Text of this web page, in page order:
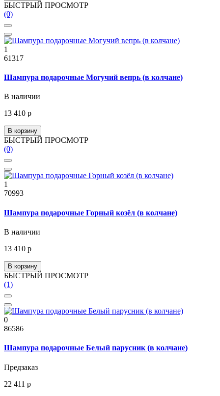
БЫСТРЫЙ ПРОСМОТР
(0)
1
61317
Шампура подарочные Могучий вепрь (в колчане)
В наличии
13 410 р
В корзину
БЫСТРЫЙ ПРОСМОТР
(0)
1
70993
Шампура подарочные Горный козёл (в колчане)
В наличии
13 410 р
В корзину
БЫСТРЫЙ ПРОСМОТР
(1)
0
86586
Шампура подарочные Белый парусник (в колчане)
Предзаказ
22 411 р